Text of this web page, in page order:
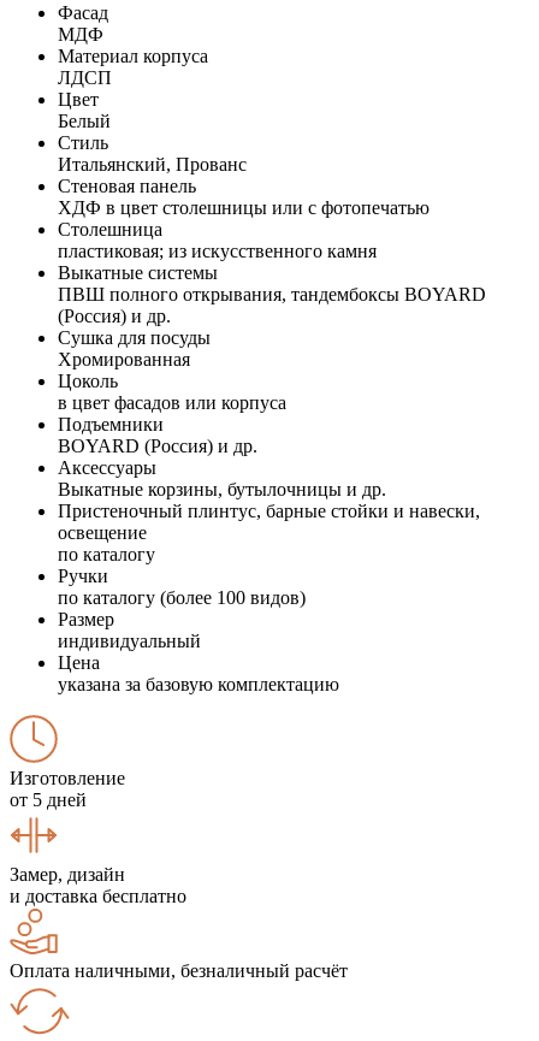
Фасад
МДФ
Материал корпуса
ЛДСП
Цвет
Белый
Стиль
Итальянский, Прованс
Стеновая панель
ХДФ в цвет столешницы или с фотопечатью
Столешница
пластиковая; из искусственного камня
Выкатные системы
ПВШ полного открывания, тандембоксы BOYARD
(Россия) и др.
Сушка для посуды
Хромированная
Цоколь
в цвет фасадов или корпуса
Подъемники
BOYARD (Россия) и др.
Аксессуары
Выкатные корзины, бутылочницы и др.
Пристеночный плинтус, барные стойки и навески,
освещение
по каталогу
Ручки
по каталогу (более 100 видов)
Размер
индивидуальный
Цена
указана за базовую комплектацию
Изготовление
от 5 дней
Замер, дизайн
и доставка бесплатно
Оплата наличными, безналичный расчёт